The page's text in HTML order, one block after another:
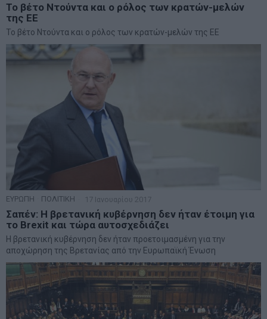
Το βέτο Ντούντα και ο ρόλος των κρατών-μελών
της ΕΕ
Το βέτο Ντούντα και ο ρόλος των κρατών-μελών της ΕΕ
ΕΥΡΩΠΗ ΠΟΛΙΤΙΚΗ 17 Ιανουαρίου 2017
Σαπέν: Η βρετανική κυβέρνηση δεν ήταν έτοιμη για
το Brexit και τώρα αυτοσχεδιάζει
Η βρετανική κυβέρνηση δεν ήταν προετοιμασμένη για την
αποχώρηση της Βρετανίας από την Ευρωπαϊκή Ένωση